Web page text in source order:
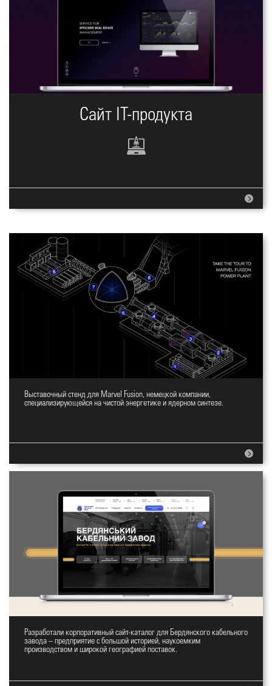
Сайт IT-продукта
Дизайн стенда
Выставочный стенд для Marvel Fusion, немецкой компании,
специализирующейся на чистой энергетике и ядерном синтезе.
Корпоратиный сайт БКЗ
Разработали корпоративный сайт-каталог для Бердянского кабельного
завода – предприятие с большой историей, наукоемким
производством и широкой географией поставок.